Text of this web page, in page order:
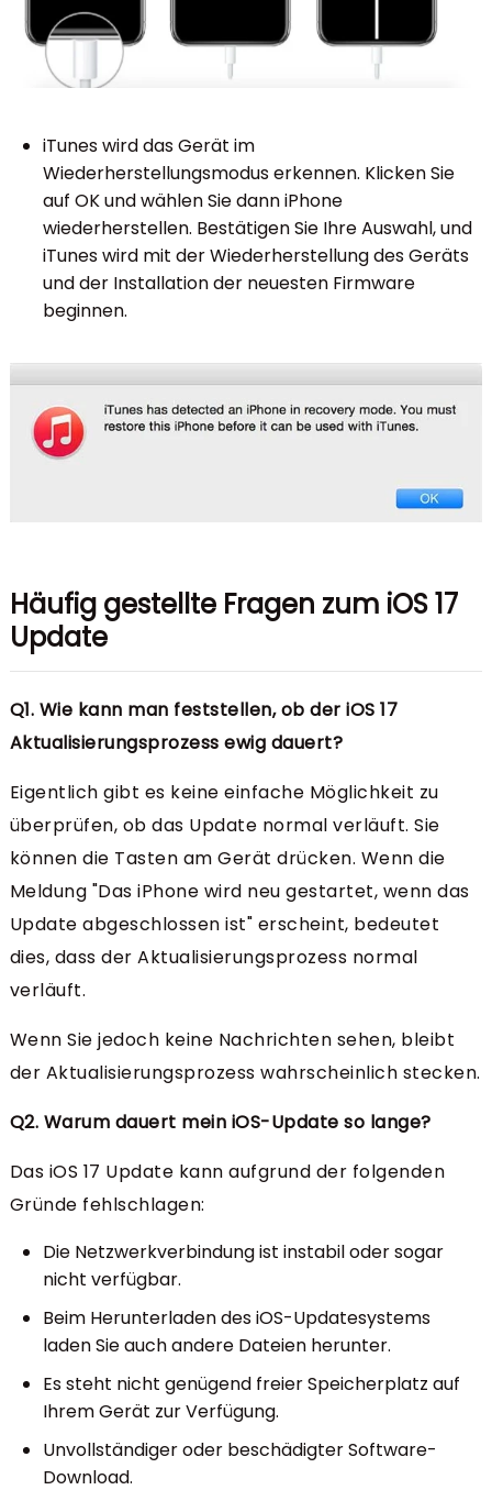
iTunes wird das Gerät im
Wiederherstellungsmodus erkennen. Klicken Sie
auf OK und wählen Sie dann iPhone
wiederherstellen. Bestätigen Sie Ihre Auswahl, und
iTunes wird mit der Wiederherstellung des Geräts
und der Installation der neuesten Firmware
beginnen.
Häufig gestellte Fragen zum iOS 17
Update
Q1. Wie kann man feststellen, ob der iOS 17
Aktualisierungsprozess ewig dauert?
Eigentlich gibt es keine einfache Möglichkeit zu
überprüfen, ob das Update normal verläuft. Sie
können die Tasten am Gerät drücken. Wenn die
Meldung "Das iPhone wird neu gestartet, wenn das
Update abgeschlossen ist" erscheint, bedeutet
dies, dass der Aktualisierungsprozess normal
verläuft.
Wenn Sie jedoch keine Nachrichten sehen, bleibt
der Aktualisierungsprozess wahrscheinlich stecken.
Q2. Warum dauert mein iOS-Update so lange?
Das iOS 17 Update kann aufgrund der folgenden
Gründe fehlschlagen:
Die Netzwerkverbindung ist instabil oder sogar
nicht verfügbar.
Beim Herunterladen des iOS-Updatesystems
laden Sie auch andere Dateien herunter.
Es steht nicht genügend freier Speicherplatz auf
Ihrem Gerät zur Verfügung.
Unvollständiger oder beschädigter Software-
Download.